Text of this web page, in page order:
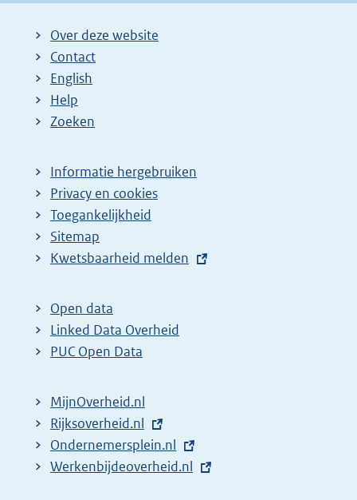
Over deze website
Contact
English
Help
Zoeken
Informatie hergebruiken
Privacy en cookies
Toegankelijkheid
Sitemap
E
t
e
r
l
i
n
k
Kwetsbaarheid melden
Open data
Linked Data Overheid
PUC Open Data
MijnOverheid.nl
E
x
t
Rijksoverheid.nl
E
x
Ondernemersplein.nl
E
Werkenbijdeoverheid.nl